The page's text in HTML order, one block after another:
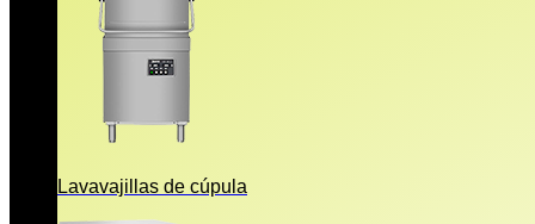
Lavavajillas de cúpula